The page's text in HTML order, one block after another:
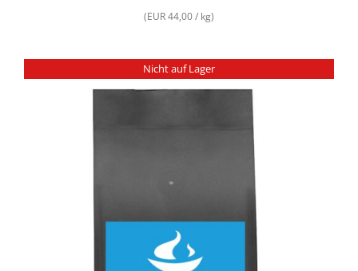
(EUR 44,00 / kg)
Nicht auf Lager